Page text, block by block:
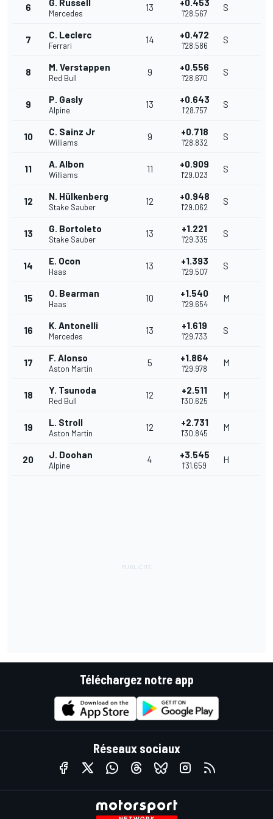
6 G. Russell
Mercedes
13 +0.453
1'28.567
S
7 C. Leclerc
Ferrari
14 +0.472
1'28.586
S
8 M. Verstappen
Red Bull
9 +0.556
1'28.670
S
9 P. Gasly
Alpine
13 +0.643
1'28.757
S
10 C. Sainz Jr
Williams
9 +0.718
1'28.832
S
11 A. Albon
Williams
11 +0.909
1'29.023
S
12 N. Hülkenberg
Stake Sauber
12 +0.948
1'29.062
S
13 G. Bortoleto
Stake Sauber
13 +1.221
1'29.335
S
14 E. Ocon
Haas
13 +1.393
1'29.507
S
15 O. Bearman
Haas
10 +1.540
1'29.654
M
16 K. Antonelli
Mercedes
13 +1.619
1'29.733
S
17 F. Alonso
Aston Martin
5 +1.864
1'29.978
M
18 Y. Tsunoda
Red Bull
12 +2.511
1'30.625
M
19 L. Stroll
Aston Martin
12 +2.731
1'30.845
M
20 J. Doohan
Alpine
4 +3.545
1'31.659
H
Téléchargez notre app
Réseaux sociaux